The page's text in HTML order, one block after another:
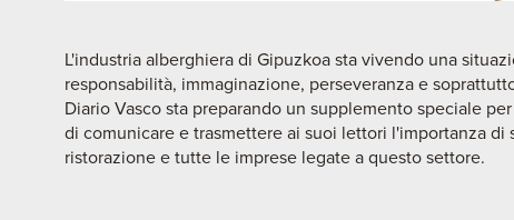
L'industria alberghiera di Gipuzkoa sta vivendo una
responsabilità, immaginazione, perseveranza e
Diario Vasco sta preparando un supplemento speciale
di comunicare e trasmettere ai suoi lettori l'importanza
ristorazione e tutte le imprese legate a questo settore.